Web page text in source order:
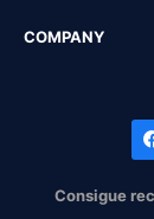
COMPANY
Consigue